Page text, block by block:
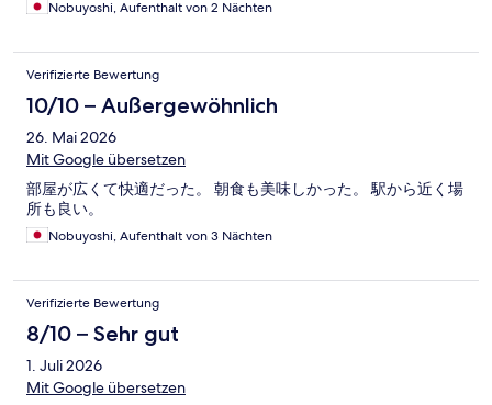
Nobuyoshi, Aufenthalt von 2 Nächten
Verifizierte Bewertung
10/10 – Außergewöhnlich
26. Mai 2026
Mit Google übersetzen
部屋が広くて快適だった。 朝食も美味しかった。 駅から近く場
所も良い。
Nobuyoshi, Aufenthalt von 3 Nächten
Verifizierte Bewertung
8/10 – Sehr gut
1. Juli 2026
Mit Google übersetzen